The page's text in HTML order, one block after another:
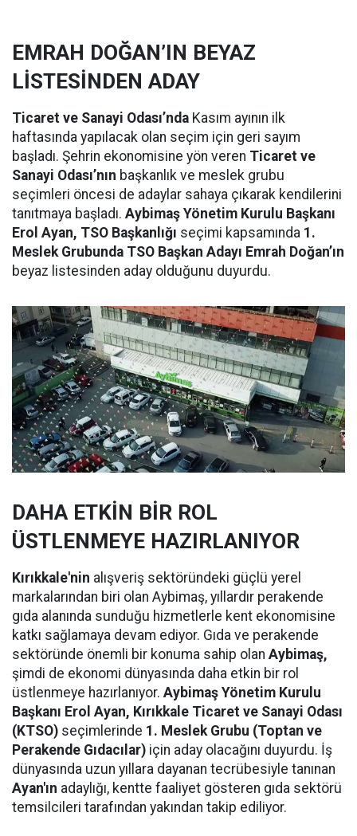
EMRAH DOĞAN’IN BEYAZ
LİSTESİNDEN ADAY
Ticaret ve Sanayi Odası’nda Kasım ayının ilk
haftasında yapılacak olan seçim için geri sayım
başladı. Şehrin ekonomisine yön veren Ticaret ve
Sanayi Odası’nın başkanlık ve meslek grubu
seçimleri öncesi de adaylar sahaya çıkarak kendilerini
tanıtmaya başladı. Aybimaş Yönetim Kurulu Başkanı
Erol Ayan, TSO Başkanlığı seçimi kapsamında 1.
Meslek Grubunda TSO Başkan Adayı Emrah Doğan’ın
beyaz listesinden aday olduğunu duyurdu.
DAHA ETKİN BİR ROL
ÜSTLENMEYE HAZIRLANIYOR
Kırıkkale'nin alışveriş sektöründeki güçlü yerel
markalarından biri olan Aybimaş, yıllardır perakende
gıda alanında sunduğu hizmetlerle kent ekonomisine
katkı sağlamaya devam ediyor. Gıda ve perakende
sektöründe önemli bir konuma sahip olan Aybimaş,
şimdi de ekonomi dünyasında daha etkin bir rol
üstlenmeye hazırlanıyor. Aybimaş Yönetim Kurulu
Başkanı Erol Ayan, Kırıkkale Ticaret ve Sanayi Odası
(KTSO) seçimlerinde 1. Meslek Grubu (Toptan ve
Perakende Gıdacılar) için aday olacağını duyurdu. İş
dünyasında uzun yıllara dayanan tecrübesiyle tanınan
Ayan'ın adaylığı, kentte faaliyet gösteren gıda sektörü
temsilcileri tarafından yakından takip ediliyor.